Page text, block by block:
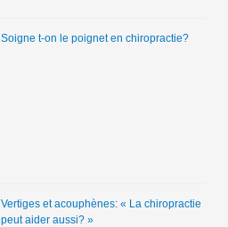
Soigne t-on le poignet en chiropractie?
Vertiges et acouphènes: « La chiropractie
peut aider aussi? »